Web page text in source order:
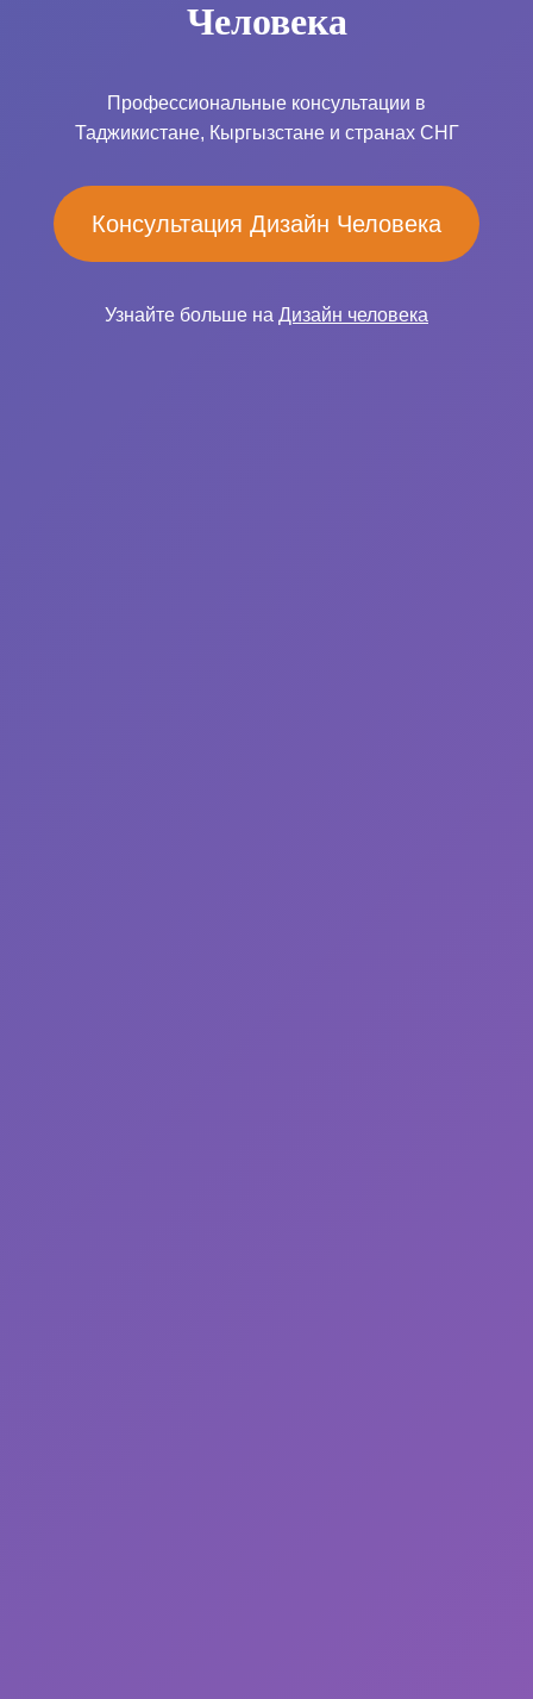
Человека
Профессиональные консультации в
Таджикистане, Кыргызстане и странах СНГ
Консультация Дизайн Человека
Узнайте больше на Дизайн человека